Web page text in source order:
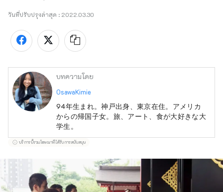
วันที่ปรับปรุงล่าสุด : 2022.03.30
บทความโดย
OsawaKimie
94年生まれ。神戸出身、東京在住。アメリカ
からの帰国子女。旅、アート、食が大好きな大
学生。
บริการนี้รวมโฆษณาที่ได้รับการสนับสนุน